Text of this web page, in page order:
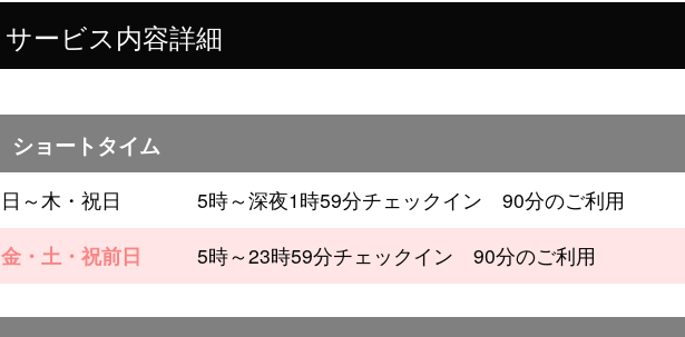
サービス内容詳細
ショートタイム
日～木・祝日
5時～深夜1時59分チェックイン 90分のご利用
金・土・祝前日
5時～23時59分チェックイン 90分のご利用